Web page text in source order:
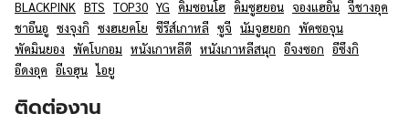
BLACKPINK BTS TOP30 YG คิมซอนโฮ คิมซูฮยอน จองแฮอิน จีชางอุค
ชาอึนอู ซงจุงกิ ซงฮเยคโย ซีรีส์เกาหลี ซูจี นัมจูฮยอก พัคซอจุน
พัคมินยอง พัคโบกอม หนังเกาหลีดี หนังเกาหลีสนุก อีจงซอก อีซึงกิ
อีดงอุค อีเจฮุน ไอยู
ติดต่องาน